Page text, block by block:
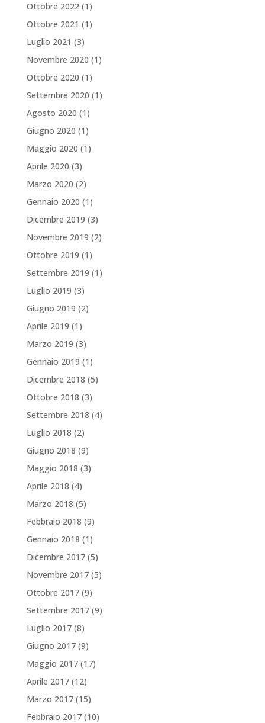
Ottobre 2022(1)
Ottobre 2021 (1)
Luglio 2021 (3)
Novembre 2020 (1)
Ottobre 2020 (1)
Settembre 2020 (1)
Agosto 2020 (1)
Giugno 2020 (1)
Maggio 2020 (1)
Aprile 2020 (3)
Marzo 2020 (2)
Gennaio 2020 (1)
Dicembre 2019 (3)
Novembre 2019 (2)
Ottobre 2019 (1)
Settembre 2019 (1)
Luglio 2019 (3)
Giugno 2019 (2)
Aprile 2019 (1)
Marzo 2019 (3)
Gennaio 2019 (1)
Dicembre 2018 (5)
Ottobre 2018 (3)
Settembre 2018 (4)
Luglio 2018 (2)
Giugno 2018 (9)
Maggio 2018 (3)
Aprile 2018 (4)
Marzo 2018 (5)
Febbraio 2018 (9)
Gennaio 2018 (1)
Dicembre 2017(5)
Novembre 2017(5)
Ottobre 2017(9)
Settembre 2017(9)
Luglio 2017(8)
Giugno 2017(9)
Maggio 2017(17)
Aprile 2017(12)
Marzo 2017(15)
Febbraio 2017(10)